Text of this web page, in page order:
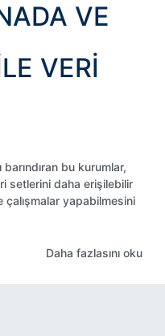
VE
VERI
bu kurumlar,
setlerini daha erişilebilir
çalışmalar yapabilmesini
Daha fazlasını oku